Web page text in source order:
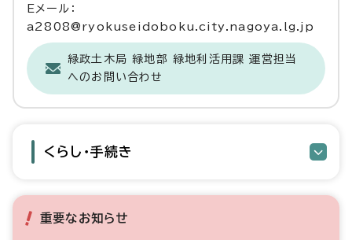
Eメール：
a2808@ryokuseidoboku.city.nagoya.lg.jp
緑政土木局 緑地部 緑地利活用課 運営担当
へのお問い合わせ
くらし・手続き
重要なお知らせ